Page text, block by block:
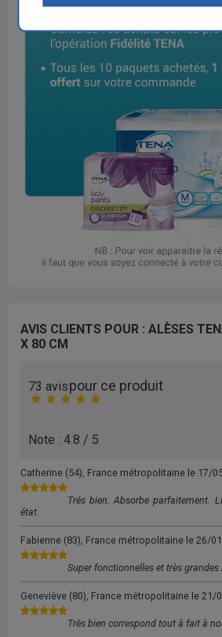
AVIS CLIENTS POUR : ALÈSES
X 80 CM
73 avispour ce produit
Note : 4.8 / 5
Catherine (54), France métropolitaine le 17/
Trés bien. Absorbe parfaitement.
état.
Fabienne (83), France métropolitaine le 26/
Super fonctionnelles et très
Geneviève (80), France métropolitaine le 21/
Très bien correspond tout à fait à